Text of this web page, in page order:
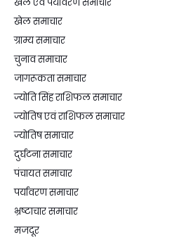
खेल समाचार
ग्राम्य समाचार
चुनाव समाचार
जागरूकता समाचार
ज्योति सिंह राशिफल समाचार
ज्योतिष एवं राशिफल समाचार
ज्योतिष समाचार
दुर्घटना समाचार
पंचायत समाचार
पर्यावरण समाचार
भ्रष्टाचार समाचार
मजदूर